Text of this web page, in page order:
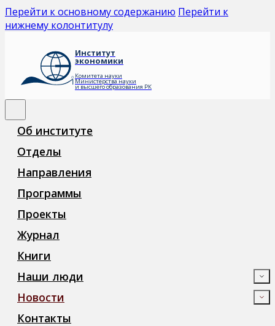
Перейти к основному содержанию Перейти к
нижнему колонтитулу
Институт
экономики
Комитета науки
Министерства науки
и высшего образования РК
Об институте
Отделы
Направления
Программы
Проекты
Журнал
Книги
Наши люди
Новости
Контакты